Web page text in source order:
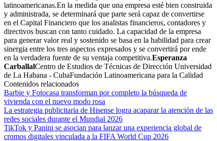
latinoamericanas.En la medida que una empresa esté bien construida
y administrada, se determinará que parte será capaz de convertirse
en el Capital Financiero que los analistas financieros, contadores y
directivos buscan con tanto cuidado. La capacidad de la empresa
para generar valor real y sostenido se basa en la habilidad para crear
sinergia entre los tres aspectos expresados y se convertirá por ende
en la verdadera fuente de su ventaja competitiva.Esperanza
CarballalCentro de Estudios de Técnicas de Dirección Universidad
de La Habana - CubaFundación Latinoamericana para la Calidad
Contenidos relacionados
Barbie y Fotocasa transforman por completo la búsqueda de
vivienda con el nuevo modo rosa
La estrategia publicitaria de Hisense logra acaparar la atención de las
redes sociales durante el Mundial 2026
TikTok y Panini se asocian para lanzar una experiencia global de
cromos digitales vinculada a la FIFA World Cup 2026